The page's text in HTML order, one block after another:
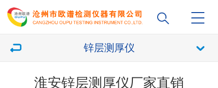
锌层测厚仪
淮安锌层测厚仪厂家直销